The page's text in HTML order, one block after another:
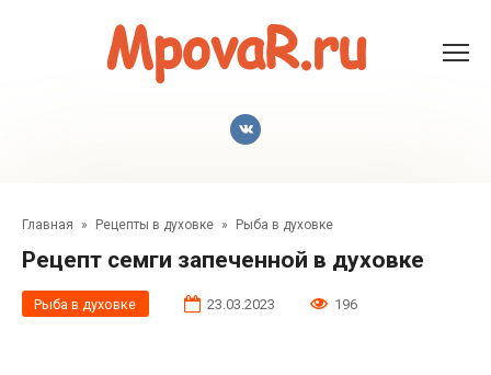
Главная » Рецепты в духовке » Рыба в духовке
Рецепт семги запеченной в духовке
Рыба в духовке 23.03.2023 196